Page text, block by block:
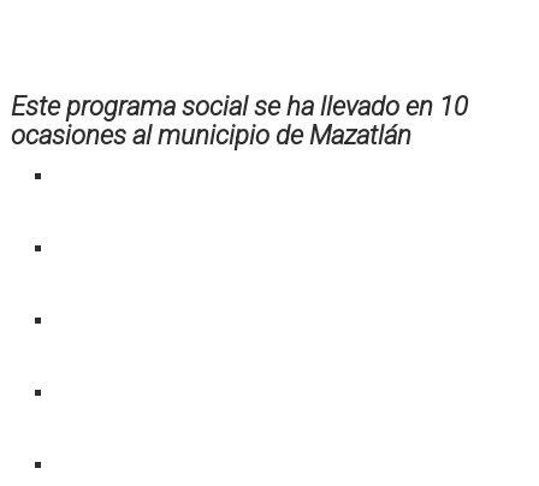
Este programa social se ha llevado en 10
ocasiones al municipio de Mazatlán